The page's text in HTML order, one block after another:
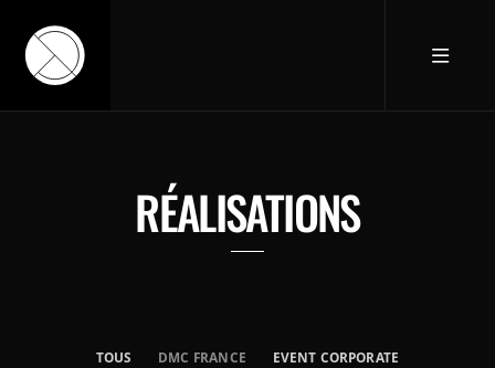
RÉALISATIONS
TOUS DMC FRANCE EVENT CORPORATE